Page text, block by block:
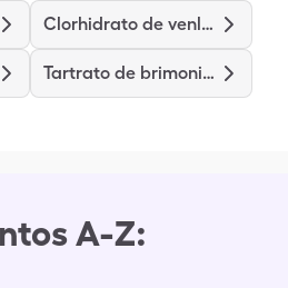
Clorhidrato de venlafaxina de liberación prolongada
Tartrato de brimonidina
A-Z: